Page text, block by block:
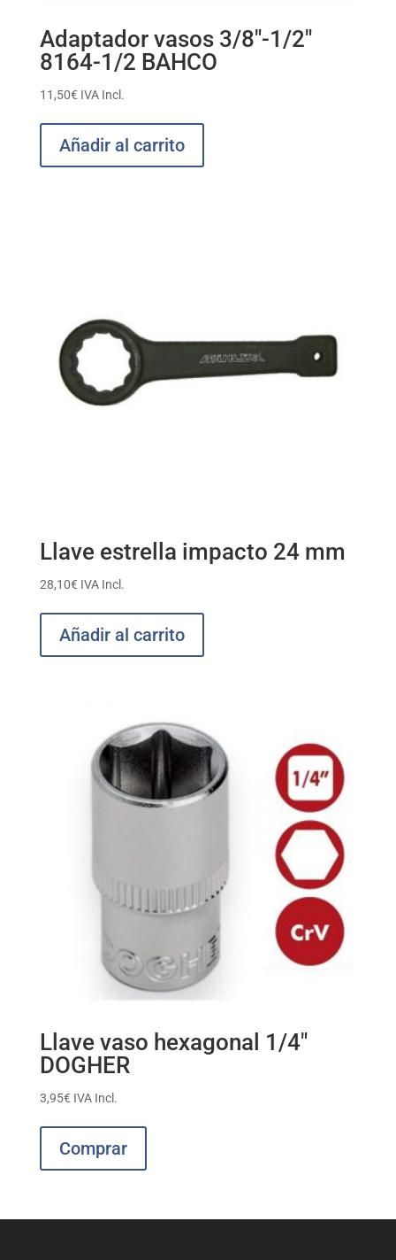
Adaptador vasos 3/8″-1/2″
8164-1/2 BAHCO
11,50€ IVA Incl.
Añadir al carrito
Llave estrella impacto 24 mm
28,10€ IVA Incl.
Añadir al carrito
Llave vaso hexagonal 1/4″
DOGHER
3,95€ IVA Incl.
Comprar
Las